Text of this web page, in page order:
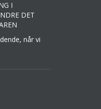
I
DET
når vi